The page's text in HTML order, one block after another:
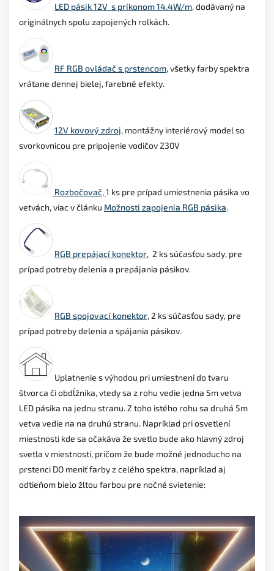
LED pásik 12V s príkonom 14.4W/m,dodávaný na
originálnych spolu zapojených rolkách.
RF RGB ovládač s prstencom, všetky farby spektra
vrátane dennej bielej, farebné efekty.
12V kovový zdroj, montážny interiérový model so
svorkovnicou pre pripojenie vodičov 230V
Rozbočovač,1 ks pre prípad umiestnenia pásika vo
vetvách, viac v článku Možnosti zapojenia RGB pásika.
RGB prepájací konektor, 2 ks súčasťou sady, pre
prípad potreby delenia a prepájania pásikov.
RGB spojovací konektor, 2 ks súčasťou sady, pre
prípad potreby delenia a spájania pásikov.
Uplatnenie s výhodou pri umiestnení do tvaru
štvorca či obdĺžnika, vtedy sa z rohu vedie jedna 5m vetva
LED pásika na jednu stranu. Z toho istého rohu sa druhá 5m
vetva vedie na na druhú stranu. Napríklad pri osvetlení
miestnosti kde sa očakáva že svetlo bude ako hlavný zdroj
svetla v miestnosti, pričom že bude možné jednoducho na
prstenci DO meniť farby z celého spektra, napríklad aj
odtieňom bielo žltou farbou pre nočné svietenie: